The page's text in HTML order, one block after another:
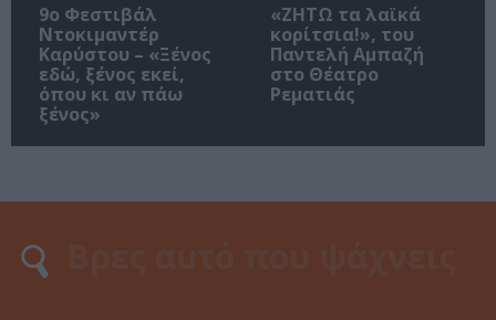
9ο Φεστιβάλ
Ντοκιμαντέρ
Καρύστου – «Ξένος
εδώ, ξένος εκεί,
όπου κι αν πάω
ξένος»
«ΖΗΤΩ τα λαϊκά
κορίτσια!», του
Παντελή Αμπαζή
στο Θέατρο
Ρεματιάς